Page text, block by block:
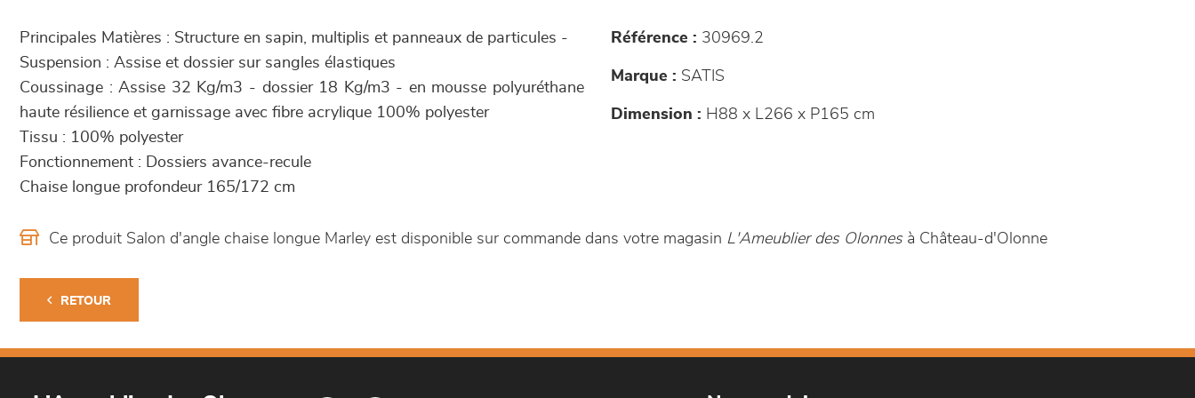
Principales Matières : Structure en sapin, multiplis et panneaux de particules -
Suspension : Assise et dossier sur sangles élastiques
Coussinage : Assise 32 Kg/m3 - dossier 18 Kg/m3 - en mousse polyuréthane
haute résilience et garnissage avec fibre acrylique 100% polyester
Tissu : 100% polyester
Fonctionnement : Dossiers avance-recule
Chaise longue profondeur 165/172 cm
Référence : 30969.2
Marque : SATIS
Dimension : H88 x L266 x P165 cm
Ce produit Salon d'angle chaise longue Marley est disponible sur commande dans votre magasin L'Ameublier des Olonnesà Château-d'Olonne
RETOUR